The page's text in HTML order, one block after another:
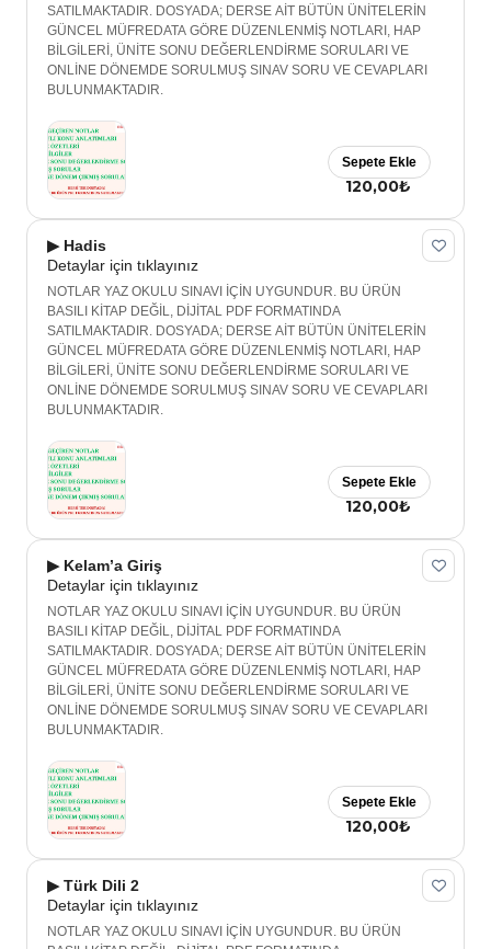
SATILMAKTADIR. DOSYADA; DERSE AİT BÜTÜN ÜNİTELERİN
GÜNCEL MÜFREDATA GÖRE DÜZENLENMİŞ NOTLARI, HAP
BİLGİLERİ, ÜNİTE SONU DEĞERLENDİRME SORULARI VE
ONLİNE DÖNEMDE SORULMUŞ SINAV SORU VE CEVAPLARI
BULUNMAKTADIR.
120,00₺
Sepete Ekle
▶ Hadis
Detaylar için tıklayınız
NOTLAR YAZ OKULU SINAVI İÇİN UYGUNDUR. BU ÜRÜN
BASILI KİTAP DEĞİL, DİJİTAL PDF FORMATINDA
SATILMAKTADIR. DOSYADA; DERSE AİT BÜTÜN ÜNİTELERİN
GÜNCEL MÜFREDATA GÖRE DÜZENLENMİŞ NOTLARI, HAP
BİLGİLERİ, ÜNİTE SONU DEĞERLENDİRME SORULARI VE
ONLİNE DÖNEMDE SORULMUŞ SINAV SORU VE CEVAPLARI
BULUNMAKTADIR.
120,00₺
Sepete Ekle
▶ Kelam’a Giriş
Detaylar için tıklayınız
NOTLAR YAZ OKULU SINAVI İÇİN UYGUNDUR. BU ÜRÜN
BASILI KİTAP DEĞİL, DİJİTAL PDF FORMATINDA
SATILMAKTADIR. DOSYADA; DERSE AİT BÜTÜN ÜNİTELERİN
GÜNCEL MÜFREDATA GÖRE DÜZENLENMİŞ NOTLARI, HAP
BİLGİLERİ, ÜNİTE SONU DEĞERLENDİRME SORULARI VE
ONLİNE DÖNEMDE SORULMUŞ SINAV SORU VE CEVAPLARI
BULUNMAKTADIR.
120,00₺
Sepete Ekle
▶ Türk Dili 2
Detaylar için tıklayınız
NOTLAR YAZ OKULU SINAVI İÇİN UYGUNDUR. BU ÜRÜN